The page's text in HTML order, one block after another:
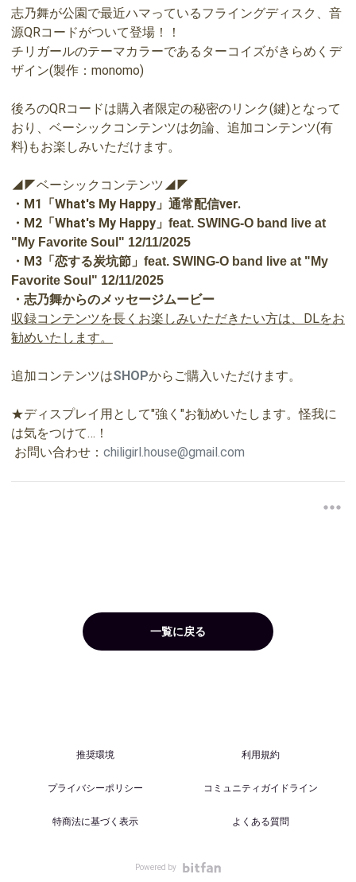
志乃舞が公園で最近ハマっているフライングディスク、音
源QRコードがついて登場！！
チリガールのテーマカラーであるターコイズがきらめくデ
ザイン(製作：monomo)
後ろのQRコードは購入者限定の秘密のリンク(鍵)となって
おり、ベーシックコンテンツは勿論、追加コンテンツ(有
料)もお楽しみいただけます。
◢◤ベーシックコンテンツ◢◤
・M1「What's My Happy」通常配信ver.
・M2「What's My Happy」 feat. SWING-O band live at
"My Favorite Soul" 12/11/2025
・M3「恋する炭坑節」 feat. SWING-O band live at "My
Favorite Soul" 12/11/2025
・志乃舞からのメッセージムービー
収録コンテンツを長くお楽しみいただきたい方は、DLをお
勧めいたします。
追加コンテンツはSHOPからご購入いただけます。
★ディスプレイ用として"強く"お勧めいたします。怪我に
は気をつけて…！
お問い合わせ： chiligirl.house@gmail.com
一覧に戻る
推奨環境 利用規約
プライバシーポリシー コミュニティガイドライン
特商法に基づく表示 よくある質問
Powered by